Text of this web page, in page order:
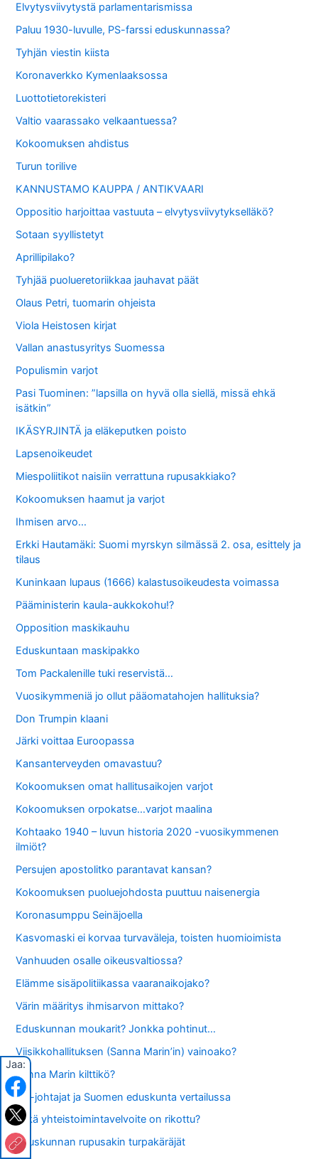
Elvytysviivytystä parlamentarismissa
Paluu 1930-luvulle, PS-farssi eduskunnassa?
Tyhjän viestin kiista
Koronaverkko Kymenlaaksossa
Luottotietorekisteri
Valtio vaarassako velkaantuessa?
Kokoomuksen ahdistus
Turun torilive
KANNUSTAMO KAUPPA / ANTIKVAARI
Oppositio harjoittaa vastuuta – elvytysviivytykselläkö?
Sotaan syyllistetyt
Aprillipilako?
Tyhjää puolueretoriikkaa jauhavat päät
Olaus Petri, tuomarin ohjeista
Viola Heistosen kirjat
Vallan anastusyritys Suomessa
Populismin varjot
Pasi Tuominen: ”lapsilla on hyvä olla siellä, missä ehkä
isätkin”
IKÄSYRJINTÄ ja eläkeputken poisto
Lapsenoikeudet
Miespoliitikot naisiin verrattuna rupusakkiako?
Kokoomuksen haamut ja varjot
Ihmisen arvo…
Erkki Hautamäki: Suomi myrskyn silmässä 2. osa, esittely ja
tilaus
Kuninkaan lupaus (1666) kalastusoikeudesta voimassa
Pääministerin kaula-aukkokohu!?
Opposition maskikauhu
Eduskuntaan maskipakko
Tom Packalenille tuki reservistä…
Vuosikymmeniä jo ollut pääomatahojen hallituksia?
Don Trumpin klaani
Järki voittaa Euroopassa
Kansanterveyden omavastuu?
Kokoomuksen omat hallitusaikojen varjot
Kokoomuksen orpokatse…varjot maalina
Kohtaako 1940 – luvun historia 2020 -vuosikymmenen
ilmiöt?
Persujen apostolitko parantavat kansan?
Kokoomuksen puoluejohdosta puuttuu naisenergia
Koronasumppu Seinäjoella
Kasvomaski ei korvaa turvaväleja, toisten huomioimista
Vanhuuden osalle oikeusvaltiossa?
Elämme sisäpolitiikassa vaaranaikojako?
Värin määritys ihmisarvon mittako?
Eduskunnan moukarit? Jonkka pohtinut…
Viisikkohallituksen (Sanna Marin’in) vainoako?
Sanna Marin kilttikö?
EU-johtajat ja Suomen eduskunta vertailussa
Mikä yhteistoimintavelvoite on rikottu?
Eduskunnan rupusakin turpakäräjät
Jaa: